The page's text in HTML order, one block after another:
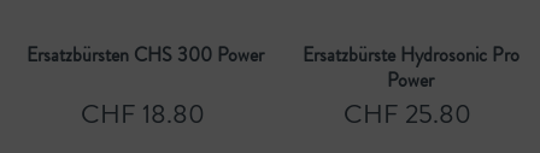
Ersatzbürsten CHS 300 Power
CHF 18.80
Ersatzbürste Hydrosonic Pro
Power
CHF 25.80